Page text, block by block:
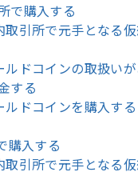
で購入する
取引所で元手となる
ルドコインの取扱い
する
ルドコインを購入する
購入する
取引所で元手となる